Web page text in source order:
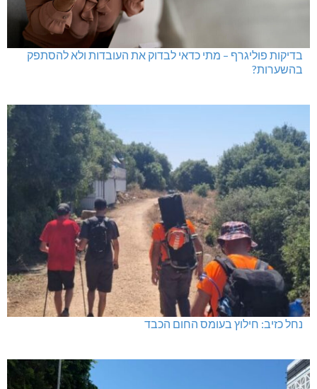
בדיקות פוליגרף – מתי כדאי לבדוק את העובדות ולא להסתפק
בהשערות?
נחל כזיב: חילוץ בעומס החום הכבד